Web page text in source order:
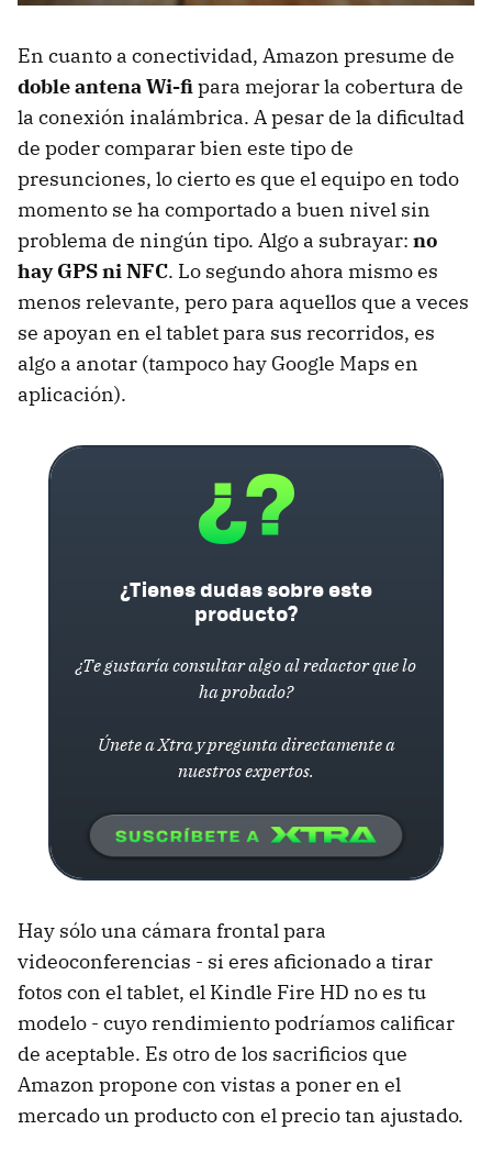
En cuanto a conectividad, Amazon presume de
doble antena Wi-fipara mejorar la cobertura de
la conexión inalámbrica. A pesar de la dificultad
de poder comparar bien este tipo de
presunciones, lo cierto es que el equipo en todo
momento se ha comportado a buen nivel sin
problema de ningún tipo. Algo a subrayar: no
hay GPS ni NFC. Lo segundo ahora mismo es
menos relevante, pero para aquellos que a veces
se apoyan en el tablet para sus recorridos, es
algo a anotar (tampoco hay Google Maps en
aplicación).
¿Tienes dudas sobre este
producto?
¿Te gustaría consultar algo al redactor que lo
ha probado?
Únete a Xtra y pregunta directamente a
nuestros expertos.
Hay sólo una cámara frontal para
videoconferencias - si eres aficionado a tirar
fotos con el tablet, el Kindle Fire HD no es tu
modelo - cuyo rendimiento podríamos calificar
de aceptable. Es otro de los sacrificios que
Amazon propone con vistas a poner en el
mercado un producto con el precio tan ajustado.